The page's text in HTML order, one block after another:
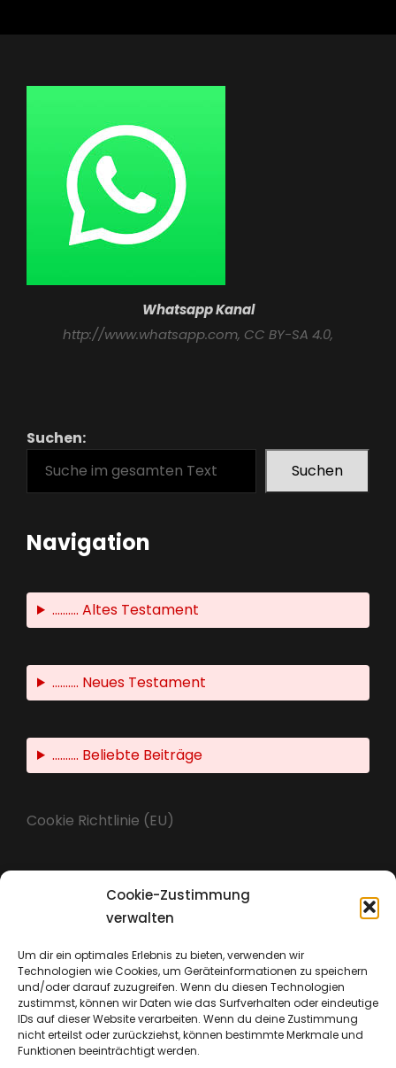
Cookie-Zustimmung
verwalten
Um dir ein optimales Erlebnis zu bieten, verwenden wir
Technologien wie Cookies, um Geräteinformationen zu speichern
und/oder darauf zuzugreifen. Wenn du diesen Technologien
zustimmst, können wir Daten wie das Surfverhalten oder eindeutige
IDs auf dieser Website verarbeiten. Wenn du deine Zustimmung
nicht erteilst oder zurückziehst, können bestimmte Merkmale und
Funktionen beeinträchtigt werden.
Whatsapp Kanal
http://www.whatsapp.com, CC BY-SA 4.0,
Suchen:
Suchen
Navigation
.......... Altes Testament
.......... Neues Testament
.......... Beliebte Beiträge
Cookie Richtlinie (EU)
Datenschutz